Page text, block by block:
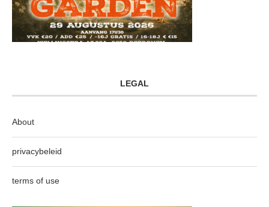
LEGAL
About
privacybeleid
terms of use